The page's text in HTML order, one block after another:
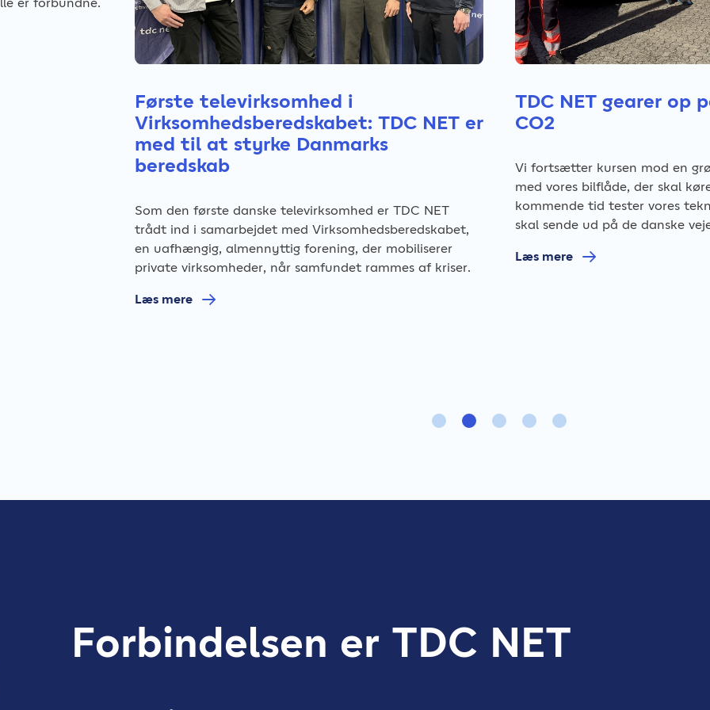
Første televirksomhed i
Virksomhedsberedskabet: TDC NET er
med til at styrke Danmarks
beredskab
Som den første danske televirksomhed er TDC NET
trådt ind i samarbejdet med Virksomhedsberedskabet,
en uafhængig, almennyttig forening, der mobiliserer
private virksomheder, når samfundet rammes af kriser.
Læs mere
TDC NET gearer op
CO2
Vi fortsætter kursen mod en
med vores bilflåde, der skal
kommende tid tester vores
skal sende ud på de danske
Læs mere
Forbindelsen er TDC NET